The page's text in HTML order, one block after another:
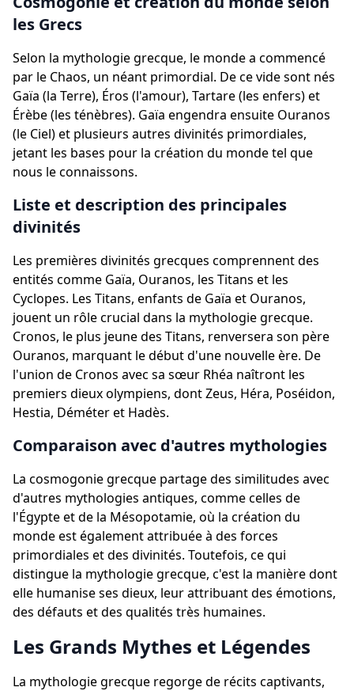
les Grecs
Selon la mythologie grecque, le monde a commencé
par le Chaos, un néant primordial. De ce vide sont nés
Gaïa (la Terre), Éros (l'amour), Tartare (les enfers) et
Érèbe (les ténèbres). Gaïa engendra ensuite Ouranos
(le Ciel) et plusieurs autres divinités primordiales,
jetant les bases pour la création du monde tel que
nous le connaissons.
Liste et description des principales
divinités
Les premières divinités grecques comprennent des
entités comme Gaïa, Ouranos, les Titans et les
Cyclopes. Les Titans, enfants de Gaïa et Ouranos,
jouent un rôle crucial dans la mythologie grecque.
Cronos, le plus jeune des Titans, renversera son père
Ouranos, marquant le début d'une nouvelle ère. De
l'union de Cronos avec sa sœur Rhéa naîtront les
premiers dieux olympiens, dont Zeus, Héra, Poséidon,
Hestia, Déméter et Hadès.
Comparaison avec d'autres mythologies
La cosmogonie grecque partage des similitudes avec
d'autres mythologies antiques, comme celles de
l'Égypte et de la Mésopotamie, où la création du
monde est également attribuée à des forces
primordiales et des divinités. Toutefois, ce qui
distingue la mythologie grecque, c'est la manière dont
elle humanise ses dieux, leur attribuant des émotions,
des défauts et des qualités très humaines.
Les Grands Mythes et Légendes
La mythologie grecque regorge de récits captivants,